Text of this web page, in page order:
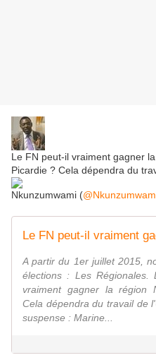
Le FN peut-il vraiment gagner
Picardie ? Cela dépendra du
Nkunzumwami (
A partir du 1er juillet 2015,
élections : Les
vraiment gagner la région
Cela dépendra du travail de
suspense : Marine...